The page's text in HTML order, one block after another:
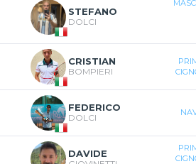
STEFANO
DOLCI
CRISTIAN
BOMPIERI
FEDERICO
DOLCI
DAVIDE